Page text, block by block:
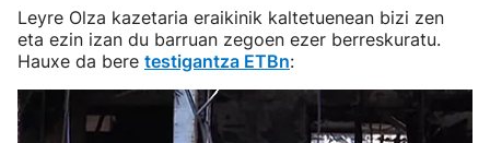
Leyre Olza kazetaria eraikinik kaltetuenean bizi zen
eta ezin izan du barruan zegoen ezer berreskuratu.
Hauxe da bere testigantza ETBn: